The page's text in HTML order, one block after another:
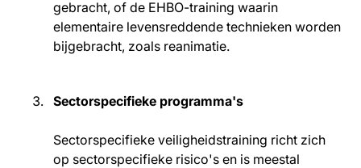
gebracht, of de EHBO-training waarin
elementaire levensreddende technieken worden
bijgebracht, zoals reanimatie.
Sectorspecifieke programma's
Sectorspecifieke veiligheidstraining richt zich
op sectorspecifieke risico's en is meestal